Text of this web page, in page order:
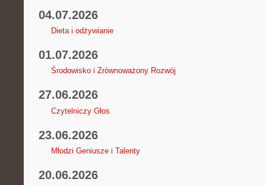
04.07.2026
Dieta i odżywianie
01.07.2026
Środowisko i Zrównoważony Rozwój
27.06.2026
Czytelniczy Głos
23.06.2026
Młodzi Geniusze i Talenty
20.06.2026